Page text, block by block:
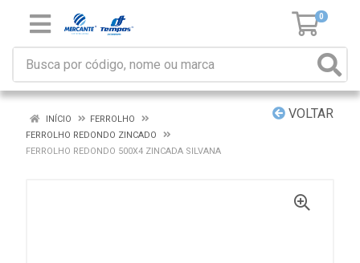
0
VOLTAR
INÍCIO
FERROLHO
FERROLHO REDONDO ZINCADO
FERROLHO REDONDO 500X4 ZINCADA SILVANA